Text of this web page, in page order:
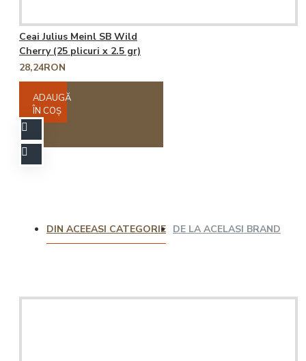
Ceai Julius Meinl SB Wild
Cherry (25 plicuri x 2.5 gr)
28,24RON
ADAUGĂ
ÎN COŞ
DIN ACEEASI CATEGORIE DE LA ACELASI BRAND